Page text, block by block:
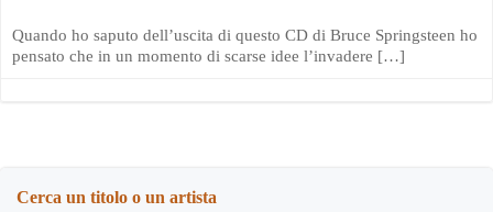
Quando ho saputo dell’uscita di questo CD di Bruce Springsteen ho
pensato che in un momento di scarse idee l’invadere […]
Cerca un titolo o un artista